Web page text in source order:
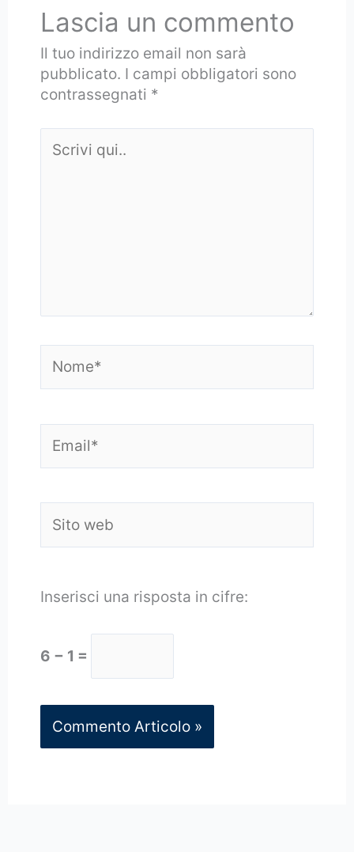
Lascia un commento
Il tuo indirizzo email non sarà
pubblicato. I campi obbligatori sono
contrassegnati *
qui..
web
Inserisci una risposta in cifre:
6 − 1 =